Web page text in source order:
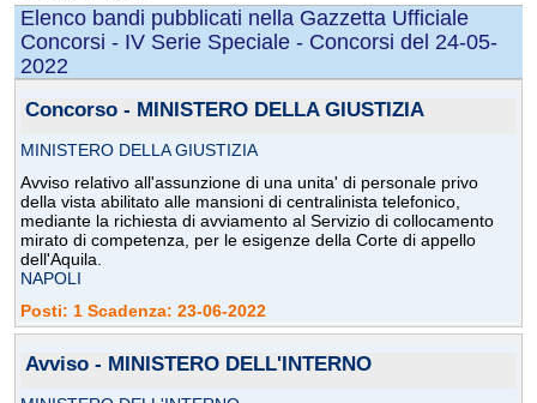
Elenco bandi pubblicati nella Gazzetta Ufficiale
Concorsi - IV Serie Speciale - Concorsi del 24-05-
2022
Concorso - MINISTERO DELLA GIUSTIZIA
MINISTERO DELLA GIUSTIZIA
Avviso relativo all'assunzione di una unita' di personale privo
della vista abilitato alle mansioni di centralinista telefonico,
mediante la richiesta di avviamento al Servizio di collocamento
mirato di competenza, per le esigenze della Corte di appello
dell'Aquila.
NAPOLI
Posti: 1 Scadenza: 23-06-2022
Avviso - MINISTERO DELL'INTERNO